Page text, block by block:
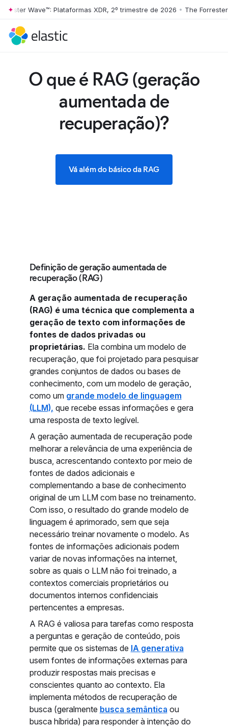
Skip to main content
Wave™: Plataformas XDR, 2º trimestre de 2026 • The Forrester
O que é RAG (geração
aumentada de
recuperação)?
Vá além do básico da RAG
Definição de geração aumentada de
recuperação (RAG)
A geração aumentada de recuperação
(RAG) é uma técnica que complementa a
geração de texto com informações de
fontes de dados privadas ou
proprietárias. Ela combina um modelo de
recuperação, que foi projetado para pesquisar
grandes conjuntos de dados ou bases de
conhecimento, com um modelo de geração,
como um grande modelo de linguagem
(LLM), que recebe essas informações e gera
uma resposta de texto legível.
A geração aumentada de recuperação pode
melhorar a relevância de uma experiência de
busca, acrescentando contexto por meio de
fontes de dados adicionais e
complementando a base de conhecimento
original de um LLM com base no treinamento.
Com isso, o resultado do grande modelo de
linguagem é aprimorado, sem que seja
necessário treinar novamente o modelo. As
fontes de informações adicionais podem
variar de novas informações na internet,
sobre as quais o LLM não foi treinado, a
contextos comerciais proprietários ou
documentos internos confidenciais
pertencentes a empresas.
A RAG é valiosa para tarefas como resposta
a perguntas e geração de conteúdo, pois
permite que os sistemas de IA generativa
usem fontes de informações externas para
produzir respostas mais precisas e
conscientes quanto ao contexto. Ela
implementa métodos de recuperação de
busca (geralmente busca semântica ou
busca híbrida) para responder à intenção do